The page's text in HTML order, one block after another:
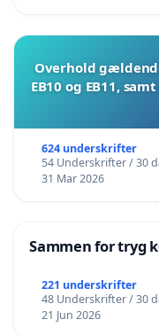
Overhold
EB10 og EB11,
624 underskrifter
54 Underskrifter / 30
31 Mar 2026
Sammen for tryg
221 underskrifter
48 Underskrifter / 30
21 Jun 2026